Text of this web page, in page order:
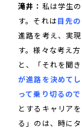
滝井： 私は学生
す。それは目先
進路を考え、実
す。様々な考え
と、「それを聞
が進路を決めて
って乗り切るの
とするキャリア
る」のは、時に